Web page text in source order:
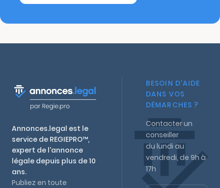
Annonces.legal est le
service de REGIEPRO™,
expert de l'annonce
légale depuis plus de 10
ans.
Publiez en toute
BESOIN D'AIDE
DANS VOS
DÉMARCHES ?
Contacter un
conseiller
du lundi au
vendredi, de 9h à
17h